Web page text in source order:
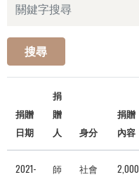
搜尋
捐贈
日期
捐
贈
人
身分
捐贈
內容
2021-
師
社會
2,000